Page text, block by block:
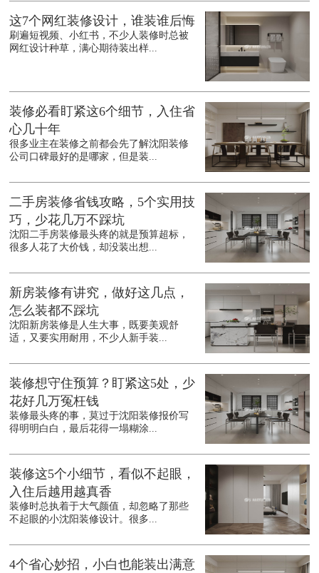
这7个网红装修设计，谁装谁后悔
刷遍短视频、小红书，不少人装修时总被
网红设计种草，满心期待装出样...
装修必看盯紧这6个细节，入住省
心几十年
很多业主在装修之前都会先了解沈阳装修
公司口碑最好的是哪家，但是装...
二手房装修省钱攻略，5个实用技
巧，少花几万不踩坑
沈阳二手房装修最头疼的就是预算超标，
很多人花了大价钱，却没装出想...
新房装修有讲究，做好这几点，
怎么装都不踩坑
沈阳新房装修是人生大事，既要美观舒
适，又要实用耐用，不少人新手装...
装修想守住预算？盯紧这5处，少
花好几万冤枉钱
装修最头疼的事，莫过于沈阳装修报价写
得明明白白，最后花得一塌糊涂...
装修这5个小细节，看似不起眼，
入住后越用越真香
装修时总执着于大气颜值，却忽略了那些
不起眼的小沈阳装修设计。很多...
4个省心妙招，小白也能装出满意